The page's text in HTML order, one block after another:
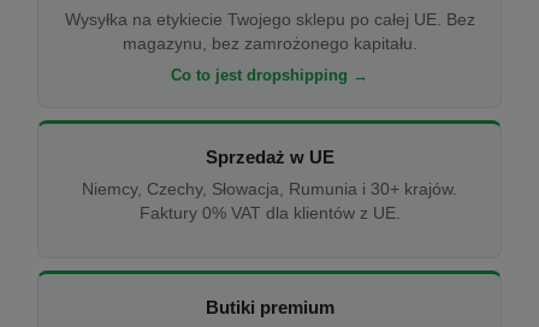
Wysyłka na etykiecie Twojego sklepu po całej UE. Bez
magazynu, bez zamrożonego kapitału.
Co to jest dropshipping →
Sprzedaż w UE
Niemcy, Czechy, Słowacja, Rumunia i 30+ krajów.
Faktury 0% VAT dla klientów z UE.
Butiki premium